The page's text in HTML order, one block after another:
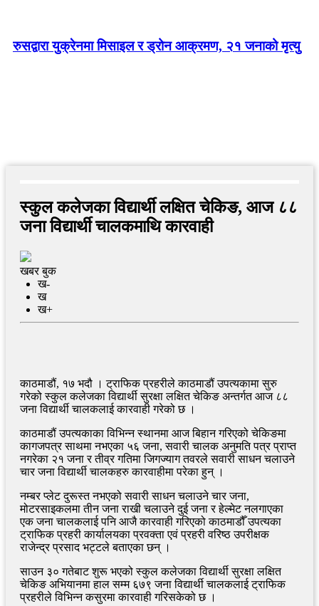
रुसद्वारा युक्रेनमा मिसाइल र ड्रोन आक्रमण, २१ जनाको मृत्यु
स्कुल कलेजका विद्यार्थी लक्षित चेकिङ, आज ८८
जना विद्यार्थी चालकमाथि कारवाही
खबर बुक
ख-
ख
ख+
काठमाडौं, १७ भदौ । ट्राफिक प्रहरीले काठमाडौं उपत्यकामा सुरु
गरेको स्कुल कलेजका विद्यार्थी सुरक्षा लक्षित चेकिङ अन्तर्गत आज ८८
जना विद्यार्थी चालकलाई कारवाही गरेको छ ।
काठमाडौं उपत्यकाका विभिन्न स्थानमा आज बिहान गरिएको चेकिङमा
कागजपत्र साथमा नभएका ५६ जना, सवारी चालक अनुमति पत्र प्राप्त
नगरेका २१ जना र तीव्र गतिमा जिगज्याग तवरले सवारी साधन चलाउने
चार जना विद्यार्थी चालकहरु कारवाहीमा परेका हुन् ।
नम्बर प्लेट दुरूस्त नभएको सवारी साधन चलाउने चार जना,
मोटरसाइकलमा तीन जना राखी चलाउने दुई जना र हेल्मेट नलगाएका
एक जना चालकलाई पनि आजै कारवाही गरिएको काठमाडौँ उपत्यका
ट्राफिक प्रहरी कार्यालयका प्रवक्ता एवं प्रहरी वरिष्ठ उपरीक्षक
राजेन्द्र प्रसाद भट्टले बताएका छन् ।
साउन ३० गतेबाट शुरू भएको स्कुल कलेजका विद्यार्थी सुरक्षा लक्षित
चेकिङ अभियानमा हाल सम्म ६७९ जना विद्यार्थी चालकलाई ट्राफिक
प्रहरीले विभिन्न कसुरमा कारवाही गरिसकेको छ ।